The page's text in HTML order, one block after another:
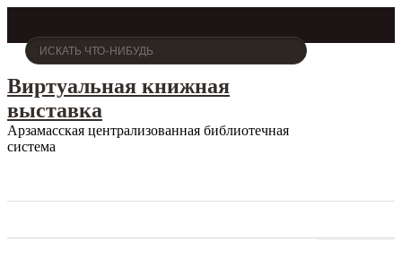
Виртуальная книжная
выставка
Арзамасская централизованная библиотечная
система